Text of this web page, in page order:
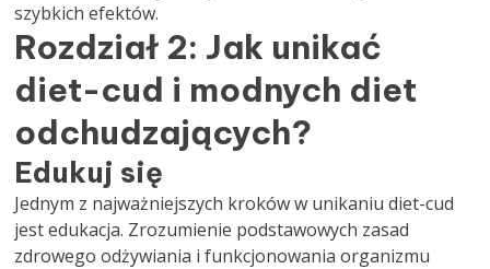
szybkich efektów.
Rozdział 2: Jak unikać
diet-cud i modnych diet
odchudzających?
Edukuj się
Jednym z najważniejszych kroków w unikaniu diet-cud
jest edukacja. Zrozumienie podstawowych zasad
zdrowego odżywiania i funkcjonowania organizmu